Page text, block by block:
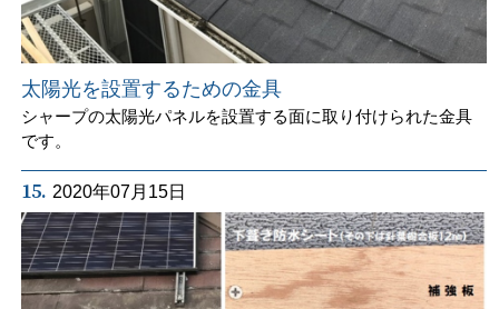
太陽光を設置するための金具
シャープの太陽光パネルを設置する面に取り付けられた金具
です。
15. 2020年07月15日